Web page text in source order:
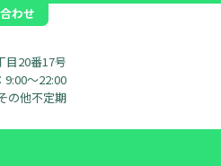
わせ
20番17号
9:00～22:00
の他不定期